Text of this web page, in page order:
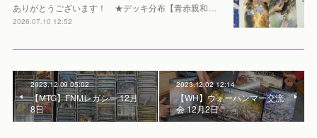
ありがとうございます！ ★デッキ分布【青赤親和…
2026.07.10 12:52
2023.12.09 05:02
【MTG】FNMレガシー 12月
8日
2023.12.02 12:14
【WH】ウォーハンマー交流
会 12月2日